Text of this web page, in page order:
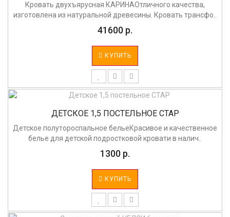
Кровать двухъярусная КАРИНАОтличного качества,
изготовлена из натуральной древесины. Кровать трансфо..
41600 р.
КУПИТЬ
ДЕТСКОЕ 1,5 ПОСТЕЛЬНОЕ СТАР
Детское полутороспальное бельеКрасивое и качественное
белье для детской подростковой кровати в налич..
1300 р.
КУПИТЬ